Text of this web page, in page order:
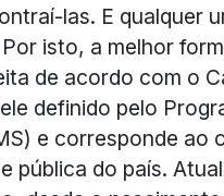
las. E qualquer
isto, a melhor
de acordo com o
definido pelo
e corresponde ao
pública do país.